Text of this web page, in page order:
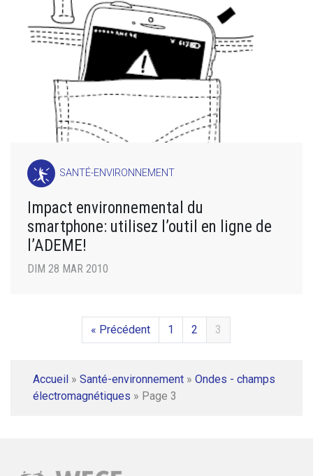
SANTÉ-ENVIRONNEMENT
Impact environnemental du
smartphone: utilisez l’outil en ligne de
l’ADEME!
DIM 28 MAR 2010
« Précédent 1 2 3
Accueil » Santé-environnement » Ondes - champs
électromagnétiques » Page 3